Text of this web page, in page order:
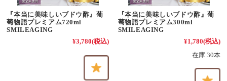
『本当に美味しいブドウ酢』葡
萄物語プレミアム720ml
SMILEAGING
¥3,780(税込)
『本当に美味しいブドウ酢』葡
萄物語プレミアム300ml
SMILEAGING
¥1,780(税込)
在庫 30本